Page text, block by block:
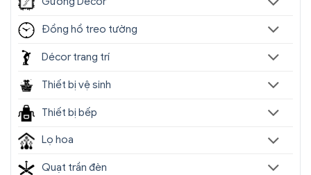
Đồng hồ treo tường
Décor trang trí
Thiết bị vệ sinh
Thiết bị bếp
Lọ hoa
Quạt trần đèn